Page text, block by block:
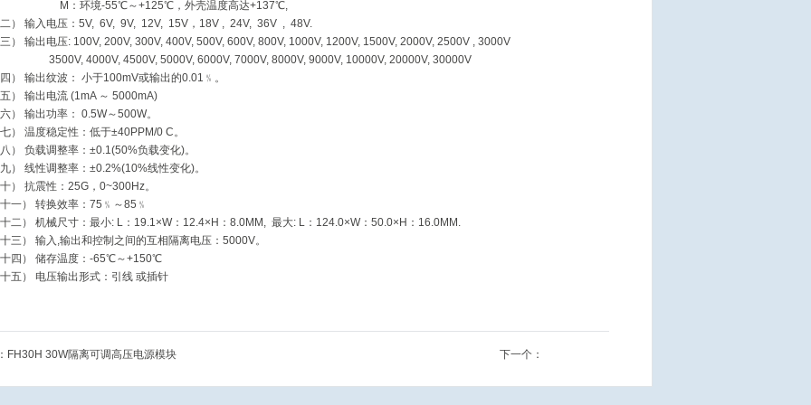
M：环境-55℃～+125℃，外壳温度高达+137℃,
二） 输入电压： 5V, 6V, 9V, 12V, 15V，18V , 24V, 36V , 48V.
三） 输出电压: 100V, 200V, 300V, 400V, 500V, 600V, 800V, 1000V, 1200V, 1500V, 2000V, 2500V , 3000V
3500V, 4000V, 4500V, 5000V, 6000V, 7000V, 8000V, 9000V, 10000V, 20000V, 30000V
四） 输出纹波： 小于100mV或输出的0.01 ﹪。
五） 输出电流 (1mA ～ 5000mA)
六） 输出功率： 0.5W～500W。
七） 温度稳定性：低于±40PPM/0 C。
八） 负载调整率：±0.1(50%负载变化)。
九） 线性调整率：±0.2%(10%线性变化)。
十） 抗震性： 25G，0~300Hz。
十一） 转换效率： 75﹪～85﹪
十二） 机械尺寸： 最小: L ： 19.1×W： 12.4× H ： 8.0MM, 最大: L ： 124.0×W： 50.0× H ： 16.0MM.
十三） 输入 ,输出和控制之间的互相隔离电压：5000V。
十四） 储存温度：-65℃～+150℃
十五） 电压输出形式：引线 或插针
FH30H 30W隔离可调高压电源模块 下一个：